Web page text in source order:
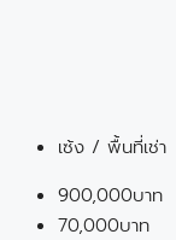
เซ้ง / พื้นที่เช่า
900,000บาท
70,000บาท